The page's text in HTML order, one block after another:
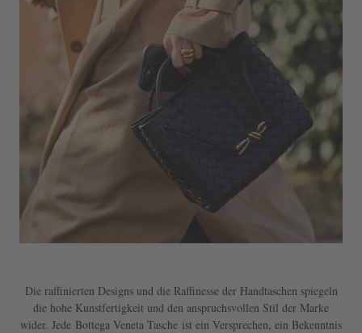
Die raffinierten Designs und die Raffinesse der Handtaschen spiegeln
die hohe Kunstfertigkeit und den anspruchsvollen Stil der Marke
wider. Jede Bottega Veneta Tasche ist ein Versprechen, ein Bekenntnis